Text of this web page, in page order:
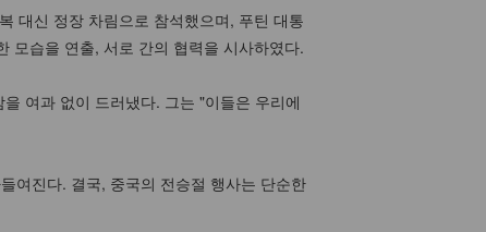
대신 정장 차림으로 참석했으며, 푸틴 대통
모습을 연출, 서로 간의 협력을 시사하였다.
여과 없이 드러냈다. 그는 "이들은 우리에
여진다. 결국, 중국의 전승절 행사는 단순한